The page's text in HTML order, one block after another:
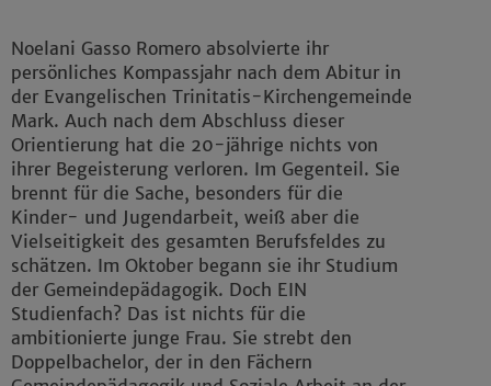
Noelani Gasso Romero absolvierte ihr
persönliches Kompassjahr nach dem Abitur in
der Evangelischen Trinitatis-Kirchengemeinde
Mark. Auch nach dem Abschluss dieser
Orientierung hat die 20-jährige nichts von
ihrer Begeisterung verloren. Im Gegenteil. Sie
brennt für die Sache, besonders für die
Kinder- und Jugendarbeit, weiß aber die
Vielseitigkeit des gesamten Berufsfeldes zu
schätzen. Im Oktober begann sie ihr Studium
der Gemeindepädagogik. Doch EIN
Studienfach? Das ist nichts für die
ambitionierte junge Frau. Sie strebt den
Doppelbachelor, der in den Fächern